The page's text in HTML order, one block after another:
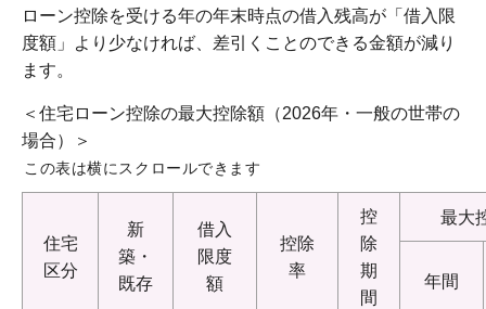
ローン控除を受ける年の年末時点の借入残高が「借入限
度額」より少なければ、差引くことのできる金額が減り
ます。
＜住宅ローン控除の最大控除額（2026年・一般の世帯の
場合）＞
この表は横にスクロールできます
住宅
区分
新
築・
既存
借入
限度
額
控除
率
控
除
期
間
最大
年間